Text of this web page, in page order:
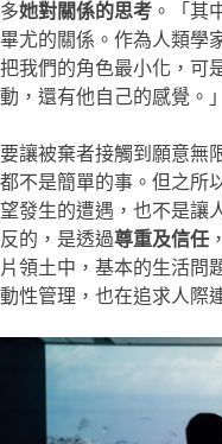
多她對關係的思考 。「其
畢尤的關係。作為人類學
把我們的角色最小化，可
動，還有他自己的感覺。」
要讓被棄者接觸到願意無
都不是簡單的事。但之所
望發生的遭遇，也不是讓
反的，是透過尊重及信任
片領土中，基本的生活問
動性管理，也在追求人際